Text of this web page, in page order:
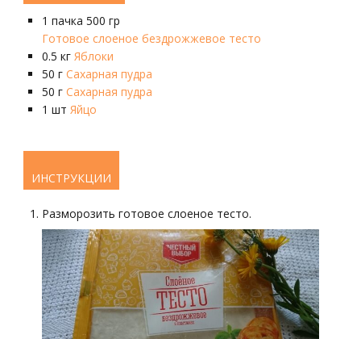
1 пачка 500 гр
Готовое слоеное бездрожжевое тесто
0.5 кг Яблоки
50 г Сахарная пудра
50 г Сахарная пудра
1 шт Яйцо
ИНСТРУКЦИИ
Разморозить готовое слоеное тесто.